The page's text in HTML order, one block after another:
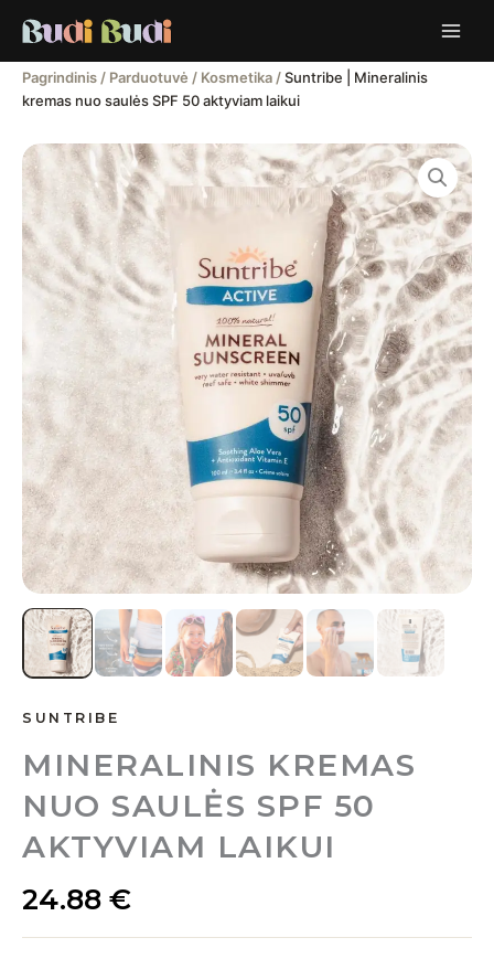
prie
Pagrindinis / Parduotuvė / Kosmetika /Suntribe | Mineralinis
kremas nuo saulės SPF 50 aktyviam laikui
SUNTRIBE
MINERALINIS KREMAS
NUO SAULĖS SPF 50
AKTYVIAM LAIKUI
24.88 €
produkto
kiekis:
Suntribe
|
Mineralinis
kremas
nuo
saulės
SPF
50
aktyviam
laikui
|
100
Mineralinis
kremas
nuo
saulės
SPF
aktyviam
laikui
100
ml